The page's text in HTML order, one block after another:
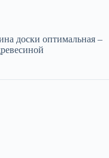
доски оптимальная –